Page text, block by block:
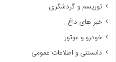
توریسم و گردشگری
خبر های داغ
خودرو و موتور
دانستنی و اطلاعات عمومی